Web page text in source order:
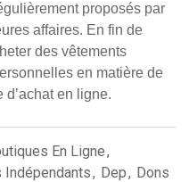
proposés par
affaires. En fin de
des vêtements
en matière de
d’achat en ligne.
En Ligne,
Indépendants, Dep, Dons